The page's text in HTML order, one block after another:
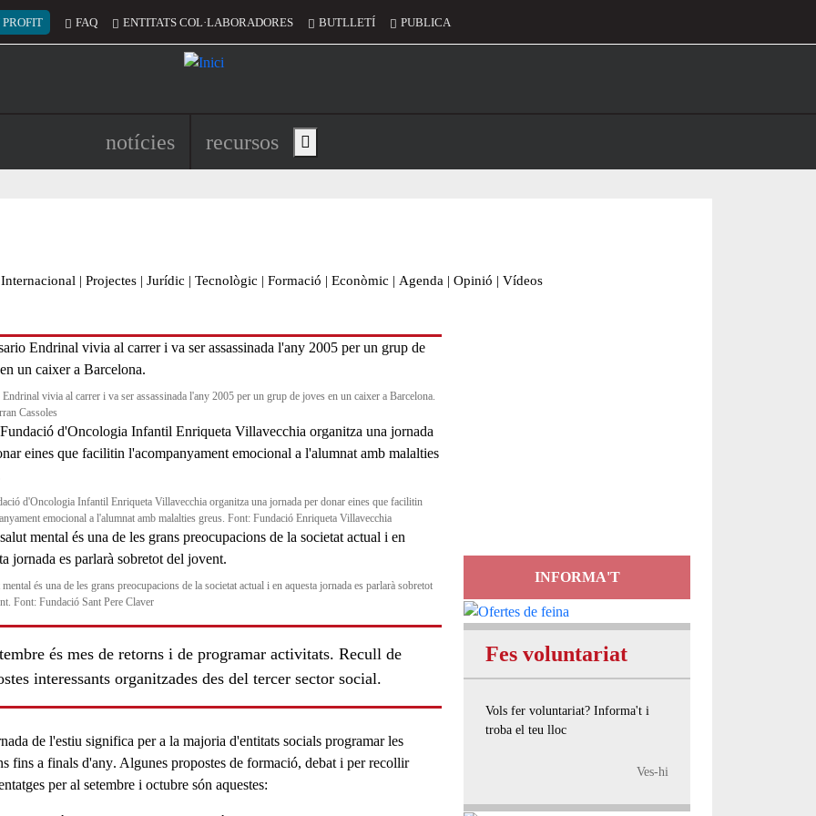
del compte d'usuari
PROFIT FAQ ENTITATS COL·LABORADORES BUTLLETÍ PUBLICA
Navegació principal de l'encapçalament
notícies recursos Show main menu
Internacional | Projectes | Jurídic | Tecnològic | Formació | Econòmic | Agenda | Opinió | Vídeos
vivia al carrer i va ser assassinada l'any 2005 per un grup de joves en un caixer a Barcelona.
Cassoles
d'Oncologia Infantil Enriqueta Villavecchia organitza una jornada per donar eines que facilitin
emocional a l'alumnat amb malalties greus. Font: Fundació Enriqueta Villavecchia
és una de les grans preocupacions de la societat actual i en aquesta jornada es parlarà sobretot
Font: Fundació Sant Pere Claver
és mes de retorns i de programar activitats. Recull de
interessants organitzades des del tercer sector social.
de l'estiu significa per a la majoria d'entitats socialsprogramar les
fins a finals d'any. Algunes propostes de formació, debati perrecollir
per al setembre i octubre són aquestes:
INFORMA'T
Fes voluntariat
Vols fer voluntariat? Informa't i
troba el teu lloc
Ves-hi